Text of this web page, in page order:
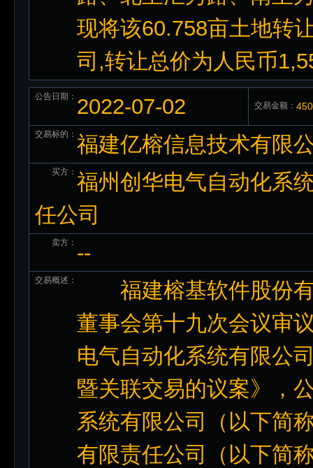
现将该60.758亩土地转
司,转让总价为人民币
公告日期： 2022-07-02 交易金额：
交易标的： 福建亿榕信息技术有限
买方： 福州创华电气自动化系
任公司
卖方： --
交易概述：
福建榕基软件股份有
董事会第十九次会议审
电气自动化系统有限公
暨关联交易的议案》，
系统有限公司（以下简
有限责任公司（以下简